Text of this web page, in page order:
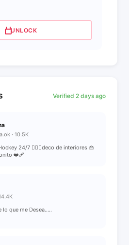
UNLOCK
Verified 2 days ago
· 10.5K
24/7 👷🏼‍♀️deco de interiores 👜
❤️‍🩹
que me Desea.....